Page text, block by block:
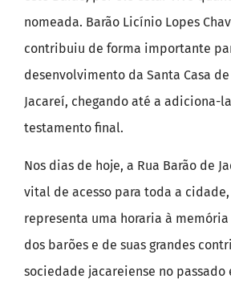
nomeada. Barão Licínio Lopes
contribuiu de forma importante
desenvolvimento da Santa Casa
Jacareí, chegando até a adiciona-
testamento final.
Nos dias de hoje, a Rua Barão de
vital de acesso para toda a cidade,
representa uma horaria à
dos barões e de suas grandes
sociedade jacareiense no passado